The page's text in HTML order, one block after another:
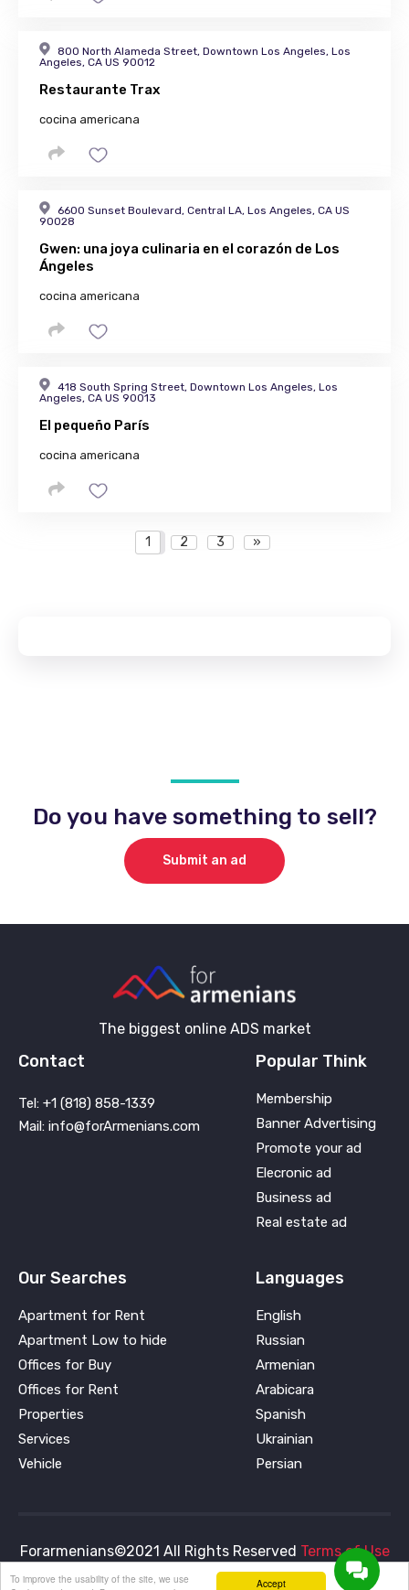
800 North Alameda Street, Downtown Los Angeles, Los
Angeles, CA US 90012
Restaurante Trax
cocina americana
6600 Sunset Boulevard, Central LA, Los Angeles, CA US
90028
Gwen: una joya culinaria en el corazón de Los
Ángeles
cocina americana
418 South Spring Street, Downtown Los Angeles, Los
Angeles, CA US 90013
El pequeño París
cocina americana
1 2 3 »
Do you have something to sell?
Submit an ad
The biggest online ADS market
Contact
Tel: +1 (818) 858-1339
Mail: info@forArmenians.com
Popular Think
Membership
Banner Advertising
Promote your ad
Elecronic ad
Business ad
Real estate ad
Our Searches
Apartment for Rent
Apartment Low to hide
Offices for Buy
Offices for Rent
Properties
Services
Vehicle
Languages
English
Russian
Armenian
Arabicara
Spanish
Ukrainian
Persian
Forarmenians©2021 All Rights Reserved Terms of Use
and Privacy PolicyAccept
To improve the usability of the site, we use